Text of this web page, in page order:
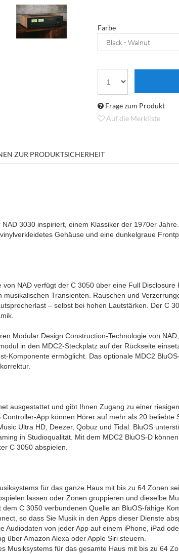
Farbe
Frage zum Produkt
Auf die Merkliste
ZUR PRODUKTSICHERHEIT
3030 inspiriert, einem Klassiker der 1970er
Gehäuse und eine dunkelgraue
NAD verfügt der C 3050 über eine Full
Transienten. Rauschen und
– selbst bei hohen Lautstärken. Der C
Modular Design Construction-Technologie von
in den MDC2-Steckplatz auf der Rückseite
Komponente ermöglicht. Das optionale MDC2
ausgestattet und gibt Ihnen Zugang zu einer
App können Hörer auf mehr als 20
Ultra HD, Deezer, Qobuz und Tidal. BluOS
in Studioqualität. Mit dem MDC2 BluOS-D
C 3050 abspielen.
für das ganze Haus mit bis zu 64 Zonen
lassen oder Zonen gruppieren und dieselbe
C 3050 verbundenen Quelle an BluOS-fähige
so dass Sie Musik in den Apps dieser Dienste
Audiodaten von jeder App auf einem iPhone, iPad
über Amazon Alexa oder Apple Siri steuern.
Musiksystems für das gesamte Haus mit bis zu 64